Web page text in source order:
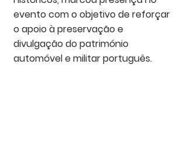
evento com o objetivo de reforçar
o apoio à preservação e
divulgação do património
automóvel e militar português.